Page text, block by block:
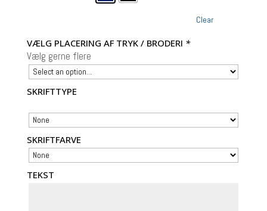
Clear
VÆLG PLACERING AF TRYK / BRODERI *
Vælg gerne flere
SKRIFTTYPE
SKRIFTFARVE
TEKST